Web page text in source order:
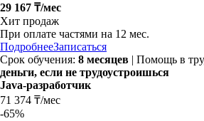
29 167 ₸/мес
Хит продаж
При оплате частями на 12 мес.
ПодробнееЗаписаться
Срок обучения: 8 месяцев | Помощь в
деньги, если не трудоустроишься
Java-разработчик
71 374 ₸/мес
-65%